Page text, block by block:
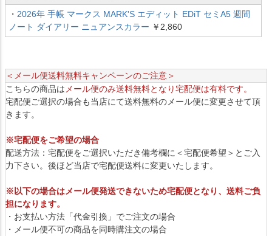
・ 2026年 手帳 マークス MARK'S エディット EDiT セミA5 週間
ノート ダイアリー ニュアンスカラー ￥2,860
＜メール便送料無料キャンペーンのご注意＞
こちらの商品は メール便のみ送料無料となり宅配便は有料です。
宅配便ご選択の場合も当店にて送料無料のメール便に変更させて頂
きます。
※宅配便をご希望の場合
配送方法：宅配便をご選択いただき備考欄に＜宅配便希望＞とご入
力下さい。後ほど当店で宅配便送料に変更いたします。
※以下の場合はメール便発送できないため宅配便となり、送料ご負
担になります。
・お支払い方法「代金引換」でご注文の場合
・メール便不可の商品を同時購注文の場合